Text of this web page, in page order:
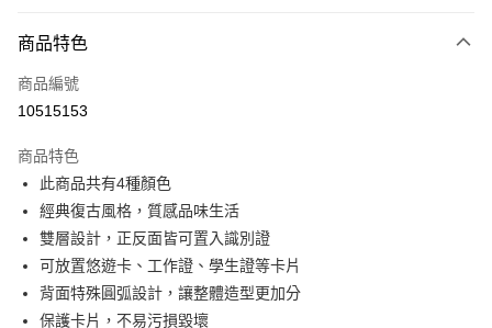
POYA支付
信用卡一次付款
LINE Pay
Apple Pay
街口支付
悠遊付
商品特色
商品編號
10515153
商品特色
此商品共有4種顏色
經典復古風格，質感品味生活
雙層設計，正反面皆可置入識別證
可放置悠遊卡、工作證、學生證等卡片
背面特殊圓弧設計，讓整體造型更加分
保護卡片，不易污損毀壞